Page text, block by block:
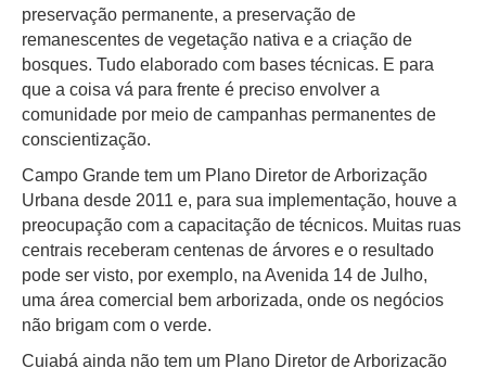
preservação permanente, a preservação de
remanescentes de vegetação nativa e a criação de
bosques. Tudo elaborado com bases técnicas. E para
que a coisa vá para frente é preciso envolver a
comunidade por meio de campanhas permanentes de
conscientização.
Campo Grande tem um Plano Diretor de Arborização
Urbana desde 2011 e, para sua implementação, houve a
preocupação com a capacitação de técnicos. Muitas ruas
centrais receberam centenas de árvores e o resultado
pode ser visto, por exemplo, na Avenida 14 de Julho,
uma área comercial bem arborizada, onde os negócios
não brigam com o verde.
Cuiabá ainda não tem um Plano Diretor de Arborização